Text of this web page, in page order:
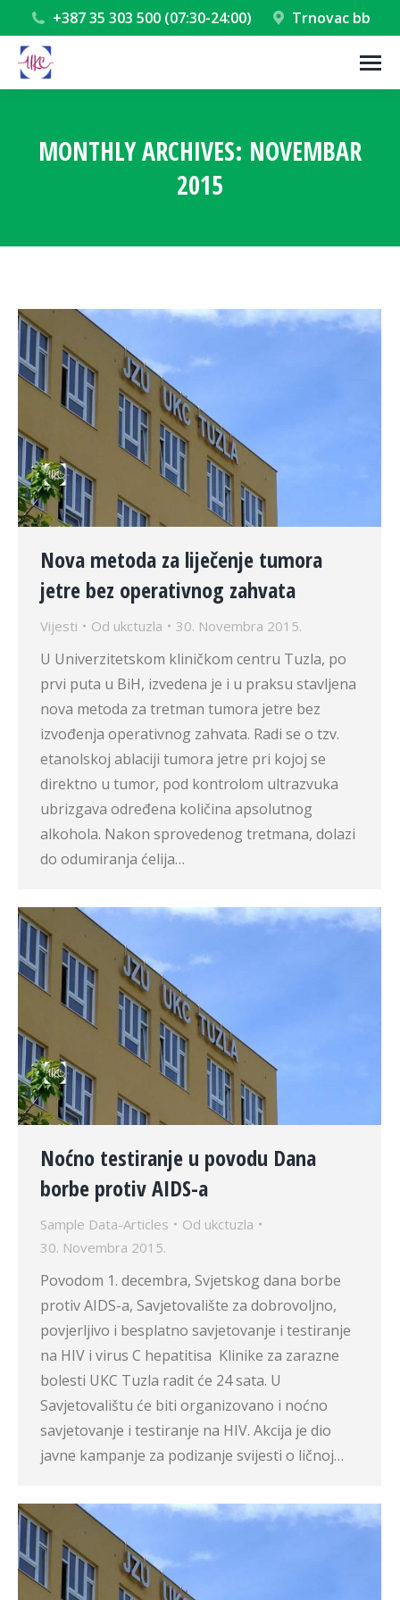
+387 35 303 500 (07:30-24:00) Trnovac bb
MONTHLY ARCHIVES: NOVEMBAR
2015
Nova metoda za liječenje tumora
jetre bez operativnog zahvata
Vijesti Od ukctuzla 30. Novembra 2015.
U Univerzitetskom kliničkom centru Tuzla, po
prvi puta u BiH, izvedena je i u praksu stavljena
nova metoda za tretman tumora jetre bez
izvođenja operativnog zahvata. Radi se o tzv.
etanolskoj ablaciji tumora jetre pri kojoj se
direktno u tumor, pod kontrolom ultrazvuka
ubrizgava određena količina apsolutnog
alkohola. Nakon sprovedenog tretmana, dolazi
do odumiranja ćelija…
Noćno testiranje u povodu Dana
borbe protiv AIDS-a
Sample Data-Articles Od ukctuzla
30. Novembra 2015.
Povodom 1. decembra, Svjetskog dana borbe
protiv AIDS-a, Savjetovalište za dobrovoljno,
povjerljivo i besplatno savjetovanje i testiranje
na HIV i virus C hepatitisa Klinike za zarazne
bolesti UKC Tuzla radit će 24 sata. U
Savjetovalištu će biti organizovano i noćno
savjetovanje i testiranje na HIV. Akcija je dio
javne kampanje za podizanje svijesti o ličnoj…